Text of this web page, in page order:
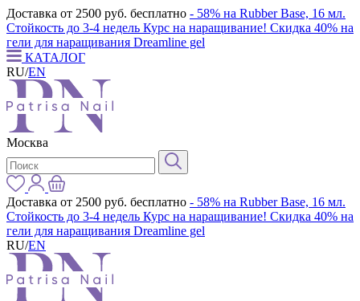
Доставка от 2500 руб. бесплатно - 58% на Rubber Base, 16 мл.
Стойкость до 3-4 недель Курс на наращивание! Скидка 40% на
гели для наращивания Dreamline gel
КАТАЛОГ
RU/EN
Москва
Доставка от 2500 руб. бесплатно - 58% на Rubber Base, 16 мл.
Стойкость до 3-4 недель Курс на наращивание! Скидка 40% на
гели для наращивания Dreamline gel
RU/EN